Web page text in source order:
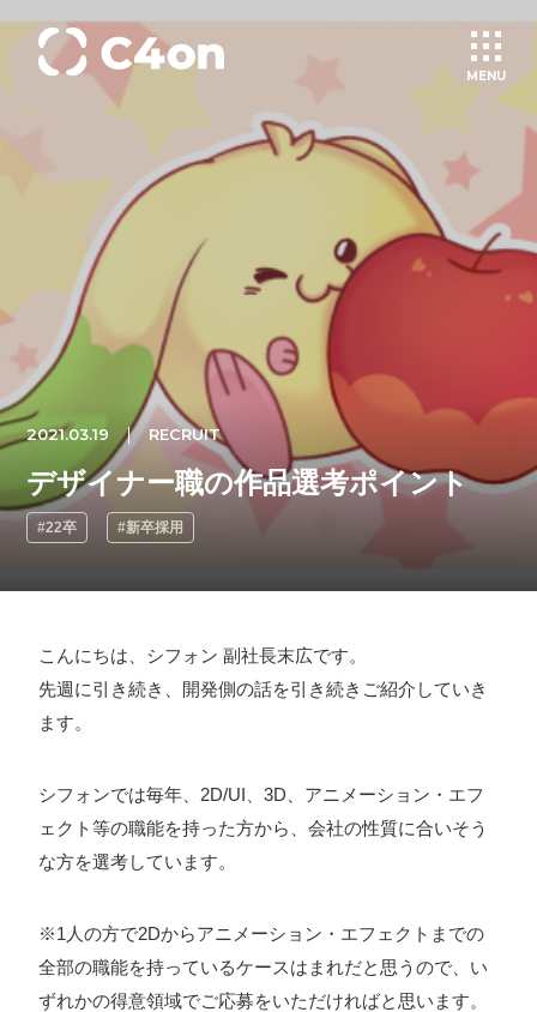
MENU
トップページ
理念
会社情報
事業紹介
文化
採用情報
お知らせ
# TAGs ハッシュタグ
#27卒 #28卒 #2D・3Dデザイナー #M2 #M2神甲天翔
伝 #あいさつ #アンケート #お知らせ #お祝い #ゲー
2021.03.19 RECRUIT
デザイナー職の作品選考ポイント
#22卒 #新卒採用
こんにちは、シフォン 副社長末広です。
先週に引き続き、開発側の話を引き続きご紹介していき
ます。
シフォンでは毎年、2D/UI、3D、アニメーション・エフ
ェクト等の職能を持った方から、会社の性質に合いそう
な方を選考しています。
※1人の方で2Dからアニメーション・エフェクトまでの
全部の職能を持っているケースはまれだと思うので、い
ずれかの得意領域でご応募をいただければと思います。